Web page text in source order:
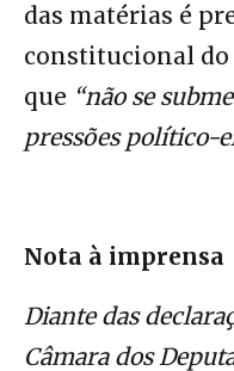
das matérias é
constitucional do
que “não se
pressões político-
Nota à imprensa
Diante das
Câmara dos